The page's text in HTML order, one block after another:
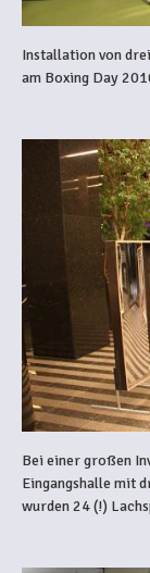
Installation von
am Boxing Day
Bei einer großen
Eingangshalle mit
wurden 24 (!)